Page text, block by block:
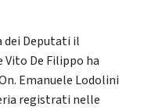
dei Deputati il
De Filippo ha
Emanuele Lodolini
registrati nelle